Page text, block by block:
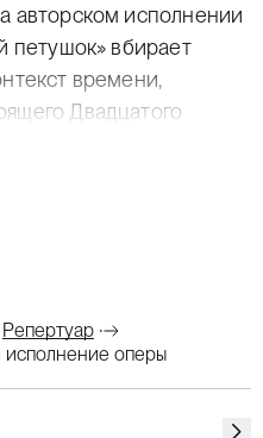
авторском исполнении
петушок» вбирает
времени,
Двадцатого
массового увлечения
от «Руслана
Годунова»
Репертуар
исполнение оперы